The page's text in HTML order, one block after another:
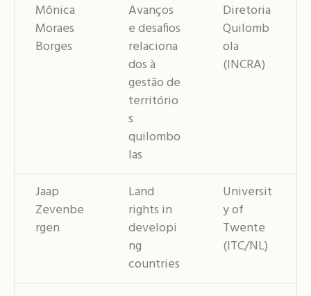
Mônica
Moraes
Borges
Avanços
e desafios
relaciona
dos à
gestão de
território
s
quilombo
las
Diretoria
Quilomb
ola
(INCRA)
Jaap
Zevenbe
rgen
Land
rights in
developi
ng
countries
Universit
y of
Twente
(ITC/NL)